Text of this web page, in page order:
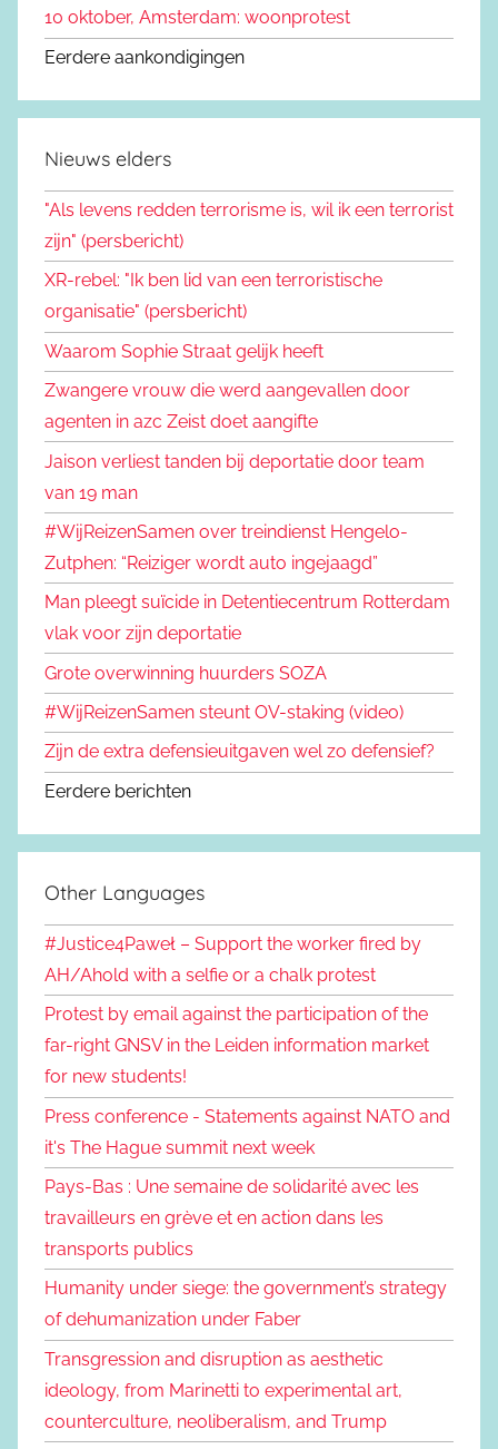
10 oktober, Amsterdam: woonprotest
Eerdere aankondigingen
Nieuws elders
"Als levens redden terrorisme is, wil ik een terrorist
zijn" (persbericht)
XR-rebel: "Ik ben lid van een terroristische
organisatie" (persbericht)
Waarom Sophie Straat gelijk heeft
Zwangere vrouw die werd aangevallen door
agenten in azc Zeist doet aangifte
Jaison verliest tanden bij deportatie door team
van 19 man
#WijReizenSamen over treindienst Hengelo-
Zutphen: “Reiziger wordt auto ingejaagd”
Man pleegt suïcide in Detentiecentrum Rotterdam
vlak voor zijn deportatie
Grote overwinning huurders SOZA
#WijReizenSamen steunt OV-staking (video)
Zijn de extra defensieuitgaven wel zo defensief?
Eerdere berichten
Other Languages
#Justice4Paweł – Support the worker fired by
AH/Ahold with a selfie or a chalk protest
Protest by email against the participation of the
far-right GNSV in the Leiden information market
for new students!
Press conference - Statements against NATO and
it's The Hague summit next week
Pays-Bas : Une semaine de solidarité avec les
travailleurs en grève et en action dans les
transports publics
Humanity under siege: the government’s strategy
of dehumanization under Faber
Transgression and disruption as aesthetic
ideology, from Marinetti to experimental art,
counterculture, neoliberalism, and Trump